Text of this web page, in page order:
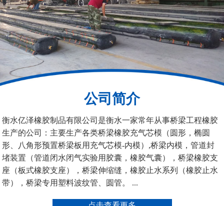
桥梁空心板气囊 八角桥梁板内模
堵）
公司简介
衡水亿泽橡胶制品有限公司是衡水一家常年从事桥梁工程橡胶
生产的公司：主要生产各类桥梁橡胶充气芯模（圆形，椭圆
形、八角形预置桥梁板用充气芯模-内模）,桥梁内模，管道封
堵装置（管道闭水闭气实验用胶囊，橡胶气囊），桥梁橡胶支
座（板式橡胶支座），桥梁伸缩缝，橡胶止水系列（橡胶止水
带），桥梁专用塑料波纹管、圆管。 ...